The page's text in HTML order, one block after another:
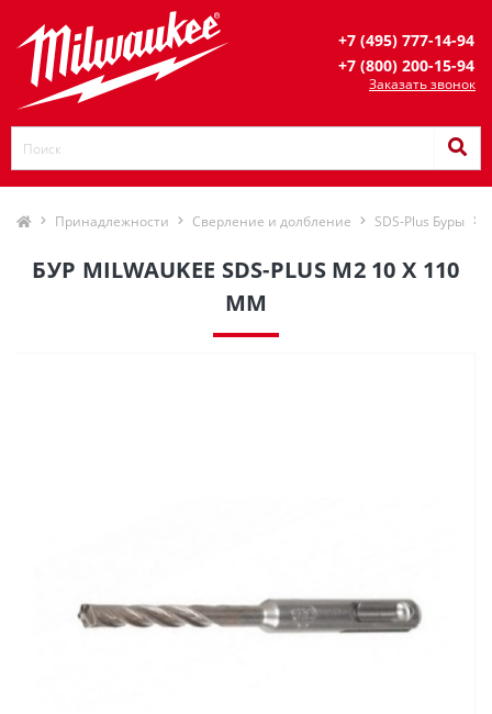
+7 (495) 777-14-94
+7 (800) 200-15-94
Заказать звонок
Принадлежности Сверление и долбление SDS-Plus Буры
БУР MILWAUKEE SDS-PLUS M2 10 X 110
ММ